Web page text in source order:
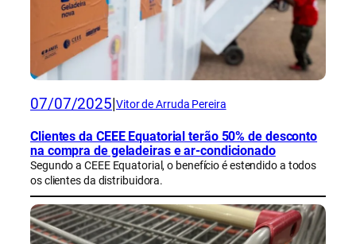
07/07/2025 Vitor de Arruda Pereira
Clientes da CEEE Equatorial terão 50% de desconto
na compra de geladeiras e ar-condicionado
Segundo a CEEE Equatorial, o benefício é estendido a todos
os clientes da distribuidora.